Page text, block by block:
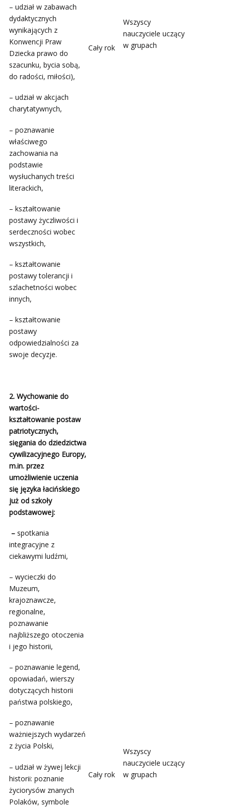
– udział w zabawach
dydaktycznych
wynikających z
Konwencji Praw
Dziecka prawo do
szacunku, bycia sobą,
do radości, miłości),
– udział w akcjach
charytatywnych,
– poznawanie
właściwego
zachowania na
podstawie
wysłuchanych treści
literackich,
– kształtowanie
postawy życzliwości i
serdeczności wobec
wszystkich,
– kształtowanie
postawy tolerancji i
szlachetności wobec
innych,
– kształtowanie
postawy
odpowiedzialności za
swoje decyzje.
2. Wychowanie do
wartości-
kształtowanie postaw
patriotycznych,
sięgania do dziedzictwa
cywilizacyjnego Europy,
m.in. przez
umożliwienie uczenia
się języka łacińskiego
już od szkoły
podstawowej:
– spotkania
integracyjne z
ciekawymi ludźmi,
– wycieczki do
Muzeum,
krajoznawcze,
regionalne,
poznawanie
najbliższego otoczenia
i jego historii,
– poznawanie legend,
opowiadań, wierszy
dotyczących historii
państwa polskiego,
– poznawanie
ważniejszych wydarzeń
z życia Polski,
– udział w żywej lekcji
historii: poznanie
życiorysów znanych
Polaków, symbole
Cały rok
Cały rok
Wszyscy
nauczyciele uczący
w grupach
Wszyscy
nauczyciele uczący
w grupach